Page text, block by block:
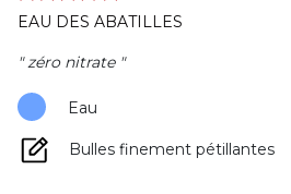
EAU DES ABATILLES
" zéro nitrate "
Eau
Bulles finement pétillantes